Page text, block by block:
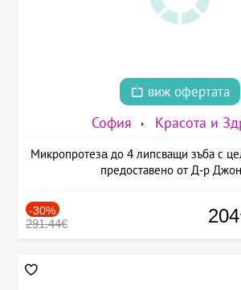
виж офертата
София Красота и
Микропротезa до 4 липсващи зъба с
предоставено от Д-р
-30%
291.44€ 204